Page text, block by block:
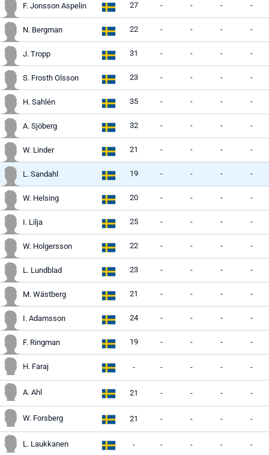
F. Jonsson Aspelin 27 - - - -
N. Bergman 22 - - - -
J. Tropp 31 - - - -
S. Frosth Olsson 23 - - - -
H. Sahlén 35 - - - -
A. Sjöberg 32 - - - -
W. Linder 21 - - - -
L. Sandahl 19 - - - -
W. Helsing 20 - - - -
I. Lilja 25 - - - -
W. Holgersson 22 - - - -
L. Lundblad 23 - - - -
M. Wästberg 21 - - - -
I. Adamsson 24 - - - -
F. Ringman 19 - - - -
H. Faraj - - - - -
A. Ahl 21 - - - -
W. Forsberg 21 - - - -
L. Laukkanen - - - - -